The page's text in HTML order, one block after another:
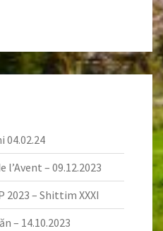
04.02.24
l’Avent – 09.12.2023
2023 – Shittim XXXI
– 14.10.2023